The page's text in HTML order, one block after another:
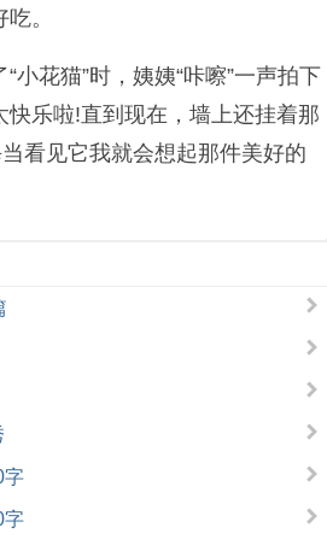
。
小花猫”时，姨姨“咔嚓”一声拍下
快乐啦!直到现在，墙上还挂着那
看见它我就会想起那件美好的
字
字